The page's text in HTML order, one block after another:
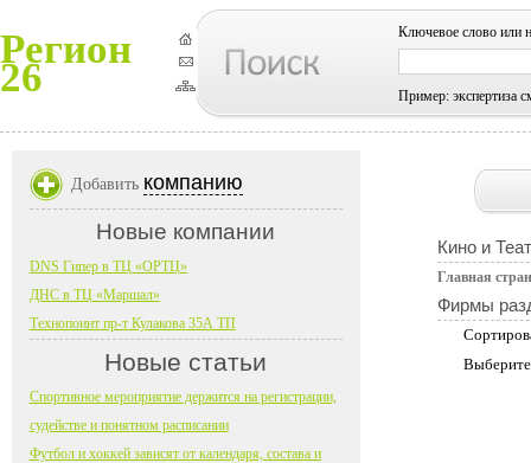
Регион
26
Ключевое слово или
Пример: экспертиза
Кино и
Главная
Фирмы
Добавить компанию
Новые компании
DNS Гипер в ТЦ «ОРТЦ»
ДНС в ТЦ «Маршал»
Технопоинт пр-т Кулакова 35А ТП
Новые статьи
Спортивное мероприятие держится на регистрации,
судействе и понятном расписании
Футбол и хоккей зависят от календаря, состава и